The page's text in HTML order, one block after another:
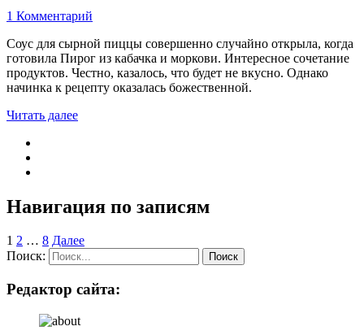
1 Комментарий
Соус для сырной пиццы совершенно случайно открыла, когда
готовила Пирог из кабачка и моркови. Интересное сочетание
продуктов. Честно, казалось, что будет не вкусно. Однако
начинка к рецепту оказалась божественной.
Читать далее
Навигация по записям
1 2 … 8 Далее
Поиск:
Редактор сайта: